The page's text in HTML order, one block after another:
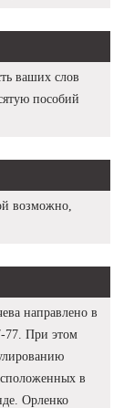
ваших слов
пособий
возможно,
направлено в
77. При этом
в
Орленко